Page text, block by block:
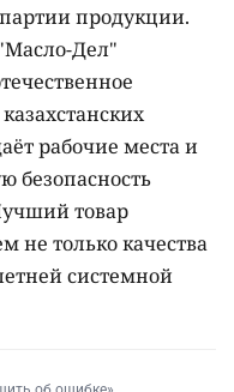
продукции.
Дел"
рабочие места и
безопасность
товар
не только качества
системной